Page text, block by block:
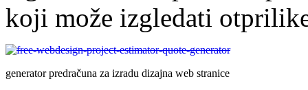
koji može izgledati
generator predračuna za izradu dizajna web stranice